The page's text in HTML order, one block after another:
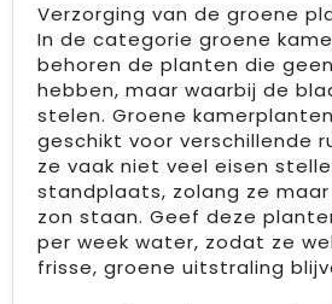
Verzorging van de groene
In de categorie groene
behoren de planten die
hebben, maar waarbij de
stelen. Groene
geschikt voor verschillende
ze vaak niet veel eisen
standplaats, zolang ze
zon staan. Geef deze
per week water, zodat ze
frisse, groene uitstraling